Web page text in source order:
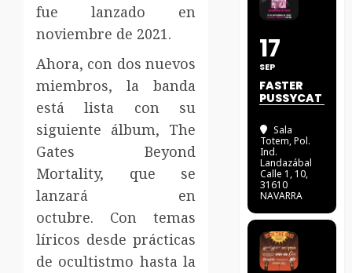
fue lanzado en
noviembre de 2021.
Ahora, con dos nuevos
miembros, la banda
está lista con su
siguiente álbum, The
Gates Beyond
Mortality, que se
lanzará en
octubre. Con temas
líricos desde prácticas
de ocultistmo hasta la
17
SEP
FASTER
PUSSYCAT
Sala
Totem, Pol.
Ind.
Landazábal
Calle 1, 10,
31610
NAVARRA